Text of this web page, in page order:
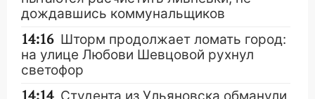
дождавшись коммунальщиков
14:16 Шторм продолжает ломать город:
на улице Любови Шевцовой рухнул
светофор